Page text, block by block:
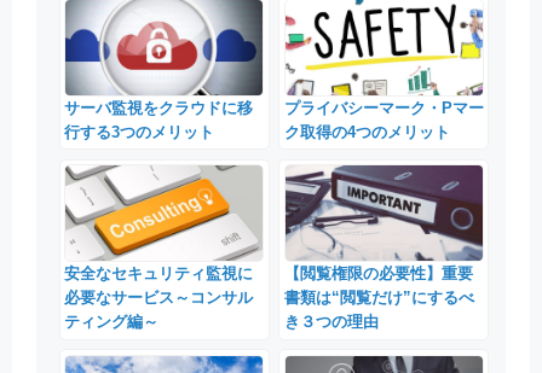
サーバ監視をクラウドに移
行する3つのメリット
プライバシーマーク・Pマー
ク取得の4つのメリット
安全なセキュリティ監視に
必要なサービス～コンサル
ティング編～
【閲覧権限の必要性】重要
書類は“閲覧だけ”にするべ
き３つの理由